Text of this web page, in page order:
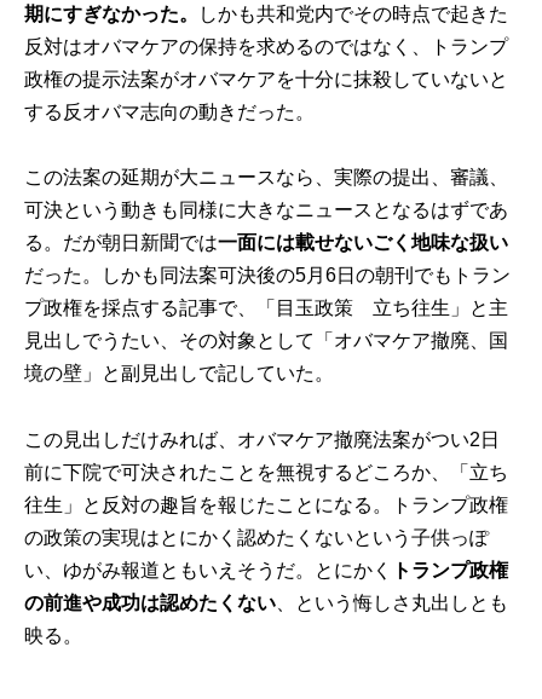
期にすぎなかった。
しかも共和党内でその時点で起きた
反対はオバマケアの保持を求めるのではなく、トランプ
政権の提示法案がオバマケアを十分に抹殺していないと
する反オバマ志向の動きだった。
この法案の延期が大ニュースなら、実際の提出、審議、
可決という動きも同様に大きなニュースとなるはずであ
る。だが朝日新聞では一面には載せないごく地味な扱い
だった。しかも同法案可決後の5月6日の朝刊でもトラン
プ政権を採点する記事で、「目玉政策 立ち往生」と主
見出しでうたい、その対象として「オバマケア撤廃、国
境の壁」と副見出しで記していた。
この見出しだけみれば、オバマケア撤廃法案がつい2日
前に下院で可決されたことを無視するどころか、「立ち
往生」と反対の趣旨を報じたことになる。トランプ政権
の政策の実現はとにかく認めたくないという子供っぽ
い、ゆがみ報道ともいえそうだ。とにかく
トランプ政権
の前進や成功は認めたくない 、という悔しさ丸出しとも
映る。